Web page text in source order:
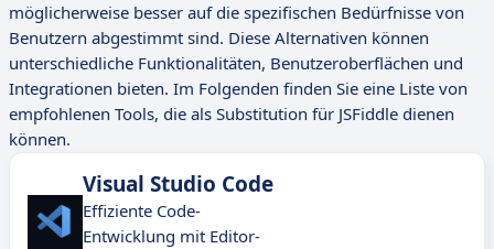
möglicherweise besser auf die spezifischen Bedürfnisse von
Benutzern abgestimmt sind. Diese Alternativen können
unterschiedliche Funktionalitäten, Benutzeroberflächen und
Integrationen bieten. Im Folgenden finden Sie eine Liste von
empfohlenen Tools, die als Substitution für JSFiddle dienen
können.
Visual Studio Code
Effiziente Code-
Entwicklung mit Editor-